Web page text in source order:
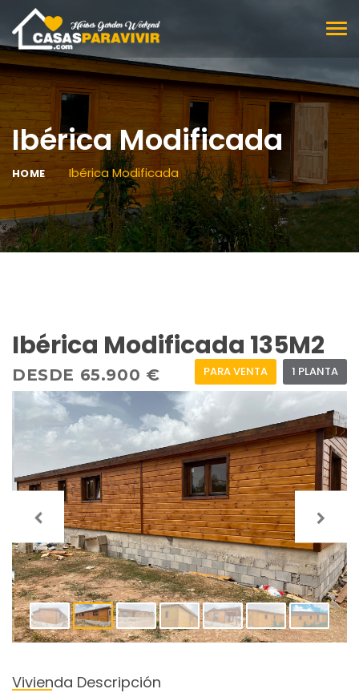
Ibérica Modificada
HOME Ibérica Modificada
Ibérica Modificada 135M2
PARA VENTA 1 PLANTA
DESDE 65.900 €
Vivienda Descripción